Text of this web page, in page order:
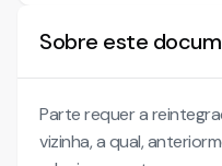
Sobre este
Parte requer a
vizinha, a qual,